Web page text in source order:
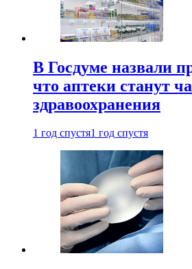
В Госдуме назвали
что аптеки станут
здравоохранения
1 год спустя1 год спустя